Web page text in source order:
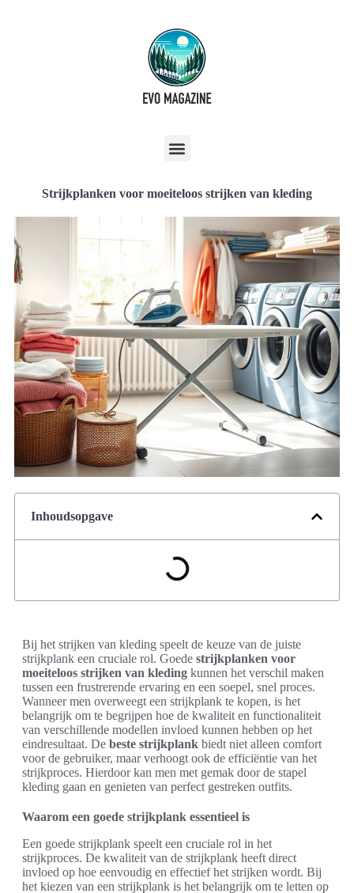
Strijkplanken voor moeiteloos strijken van kleding
Inhoudsopgave
Bij het strijken van kleding speelt de keuze van de juiste
strijkplank een cruciale rol. Goede strijkplanken voor
moeiteloos strijken van kleding kunnen het verschil maken
tussen een frustrerende ervaring en een soepel, snel proces.
Wanneer men overweegt een strijkplank te kopen, is het
belangrijk om te begrijpen hoe de kwaliteit en functionaliteit
van verschillende modellen invloed kunnen hebben op het
eindresultaat. De beste strijkplank biedt niet alleen comfort
voor de gebruiker, maar verhoogt ook de efficiëntie van het
strijkproces. Hierdoor kan men met gemak door de stapel
kleding gaan en genieten van perfect gestreken outfits.
Waarom een goede strijkplank essentieel is
Een goede strijkplank speelt een cruciale rol in het
strijkproces. De kwaliteit van de strijkplank heeft direct
invloed op hoe eenvoudig en effectief het strijken wordt. Bij
het kiezen van een strijkplank is het belangrijk om te letten op